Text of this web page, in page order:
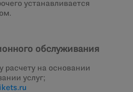
устанавливается
обслуживания
расчету на основании
услуг;